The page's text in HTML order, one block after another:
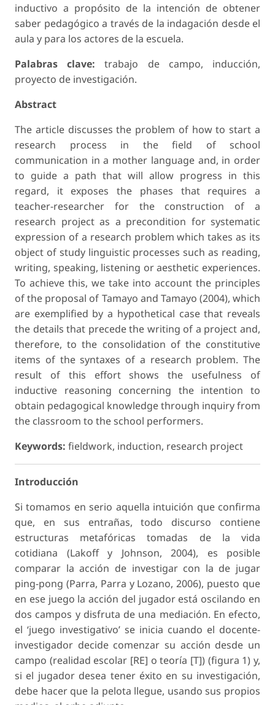
inductivo a propósito de la intención de obtener
saber pedagógico a través de la indagación desde el
aula y para los actores de la escuela.
Palabras clave: trabajo de campo, inducción,
proyecto de investigación.
Abstract
The article discusses the problem of how to start a
research process in the field of school
communication in a mother language and, in order
to guide a path that will allow progress in this
regard, it exposes the phases that requires a
teacher-researcher for the construction of a
research project as a precondition for systematic
expression of a research problem which takes as its
object of study linguistic processes such as reading,
writing, speaking, listening or aesthetic experiences.
To achieve this, we take into account the principles
of the proposal of Tamayo and Tamayo (2004), which
are exemplified by a hypothetical case that reveals
the details that precede the writing of a project and,
therefore, to the consolidation of the constitutive
items of the syntaxes of a research problem. The
result of this effort shows the usefulness of
inductive reasoning concerning the intention to
obtain pedagogical knowledge through inquiry from
the classroom to the school performers.
Keywords: fieldwork, induction, research project
Introducción
Si tomamos en serio aquella intuición que confirma
que, en sus entrañas, todo discurso contiene
estructuras metafóricas tomadas de la vida
cotidiana (Lakoff y Johnson, 2004), es posible
comparar la acción de investigar con la de jugar
ping-pong (Parra, Parra y Lozano, 2006), puesto que
en ese juego la acción del jugador está oscilando en
dos campos y disfruta de una mediación. En efecto,
el ‘juego investigativo’ se inicia cuando el docente-
investigador decide comenzar su acción desde un
campo (realidad escolar [RE] oteoría [T]) (figura 1) y,
si el jugador desea tener éxito en su investigación,
debe hacer que la pelota llegue, usando sus propios